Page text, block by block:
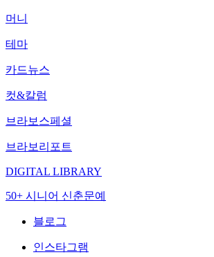
머니
테마
카드뉴스
컷&칼럼
브라보스페셜
브라보리포트
DIGITAL LIBRARY
50+ 시니어 신춘문예
블로그
인스타그램